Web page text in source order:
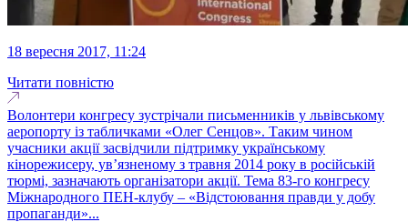
18 вересня 2017, 11:24
Читати повністю
Волонтери конгресу зустрічали письменників у львівському
аеропорту із табличками «Олег Сенцов». Таким чином
учасники акції засвідчили підтримку українському
кінорежисеру, ув’язненому з травня 2014 року в російській
тюрмі, зазначають організатори акції. Тема 83-го конгресу
Міжнародного ПЕН-клубу – «Відстоювання правди у добу
пропаганди»...